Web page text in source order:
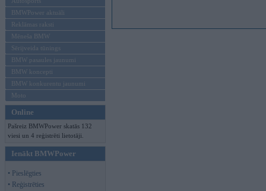
BMWPower aktuāli
Reklāmas raksti
Mēneša BMW
Sērijveida tūnings
BMW pasaules jaunumi
BMW koncepti
BMW konkurentu jaunumi
Moto
Online
Pašreiz BMWPower skatās 132
viesi un 4 reģistrēti lietotāji.
Ienākt BMWPower
• Pieslēgties
• Reģistrēties